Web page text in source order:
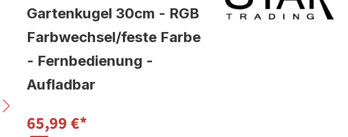
Gartenkugel 30cm - RGB
Farbwechsel/feste Farbe
- Fernbedienung -
Aufladbar
65,99 €*